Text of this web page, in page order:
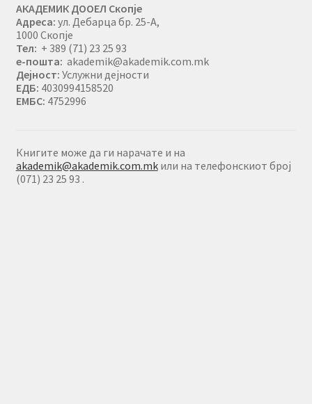
АКАДЕМИК ДООЕЛ Скопје
Адреса: ул. Дебарца бр. 25-А,
1000 Скопје
Тел: + 389 (71) 23 25 93
е-пошта: akademik@akademik.com.mk
Дејност: Услужни дејности
ЕДБ: 4030994158520
ЕМБС: 4752996
Книгите може да ги нарачате и на
akademik@akademik.com.mkили на телефонскиот број
(071) 23 25 93 .